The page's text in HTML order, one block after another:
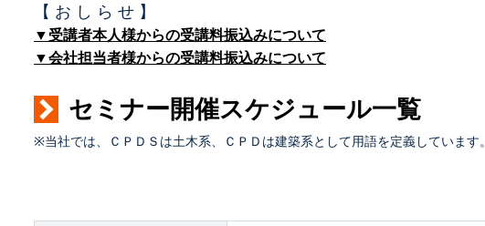
【 お し ら せ 】
▼受講者本人様からの受講料振込みについて
▼会社担当者様からの受講料振込みについて
セミナー開催スケジュール一覧
※当社では、ＣＰＤＳは土木系、ＣＰＤは建築系として用語を定義しています。